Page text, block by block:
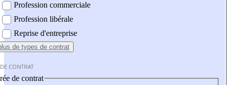
Profession commerciale
Profession libérale
Reprise d'entreprise
de types de contrat
CONTRAT
de contrat